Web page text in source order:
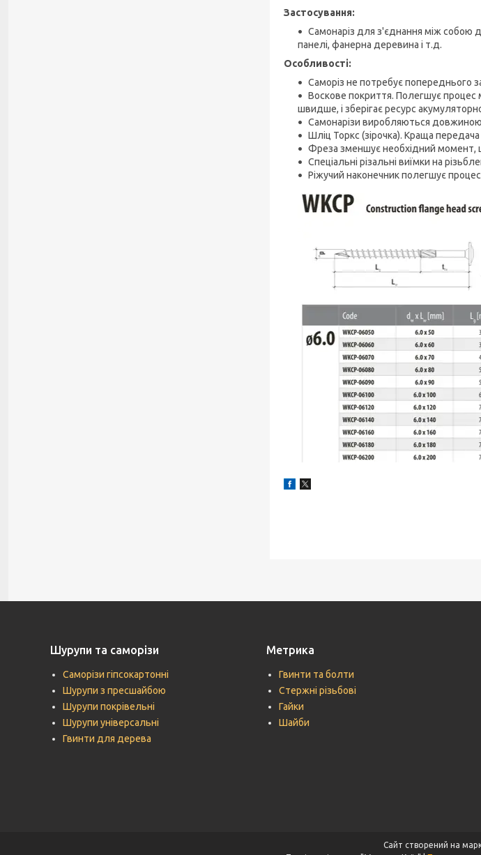
Застосування:
Самонаріз для з'єднання між собою
панелі, фанерна деревина і т.д.
Особливості:
Саморіз не потребує попереднього
Воскове покриття. Полегшує
швидше, і зберігає ресурс
Самонарізи виробляються
Шліц Торкс (зірочка). Краща
Фреза зменшує необхідний момент,
Спеціальні різальні виїмки на
Ріжучий наконечник полегшує
Шурупи та саморізи
Саморізи гіпсокартонні
Шурупи з пресшайбою
Шурупи покрівельні
Шурупи універсальні
Гвинти для дерева
Метрика
Гвинти та болти
Стержні різьбові
Гайки
Шайби
Сайт створений на